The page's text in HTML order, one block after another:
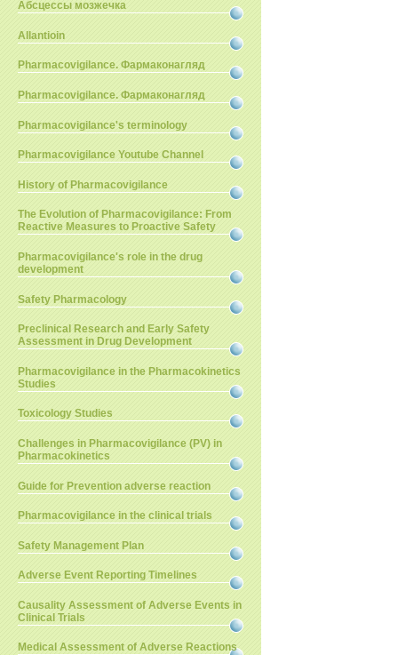
Абсцессы мозжечка
Allantioin
Pharmacovigilance. Фармаконагляд
Pharmacovigilance. Фармаконагляд
Pharmacovigilance's terminology
Pharmacovigilance Youtube Channel
History of Pharmacovigilance
The Evolution of Pharmacovigilance: From
Reactive Measures to Proactive Safety
Pharmacovigilance's role in the drug
development
Safety Pharmacology
Preclinical Research and Early Safety
Assessment in Drug Development
Pharmacovigilance in the Pharmacokinetics
Studies
Toxicology Studies
Challenges in Pharmacovigilance (PV) in
Pharmacokinetics
Guide for Prevention adverse reaction
Pharmacovigilance in the clinical trials
Safety Management Plan
Adverse Event Reporting Timelines
Causality Assessment of Adverse Events in
Clinical Trials
Medical Assessment of Adverse Reactions